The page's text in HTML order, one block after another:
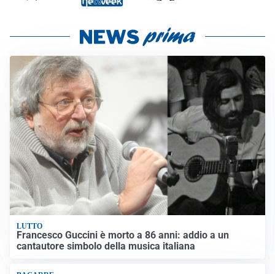
LUTTO
Francesco Guccini è morto a 86 anni: addio a un
cantautore simbolo della musica italiana